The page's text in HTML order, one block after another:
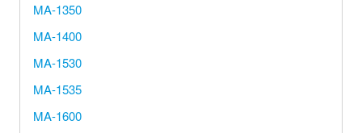
MA-1350
MA-1400
MA-1530
MA-1535
MA-1600